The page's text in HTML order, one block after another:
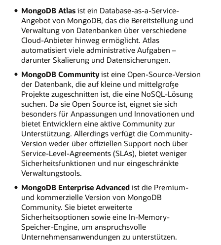
Datenbank?
Client-
Anwendungen
verschiedenen
Programmiersprachen
interagieren
mit
der
MongoDB-
Datenbank
über
sogenannte
Treiber.
Diese
sprachspezifischen
ermöglichen
Kommunikation
zwischen
der
Anwendung
MongoDB Atlasist ein Database-as-a-Service-
Angebot von MongoDB, das die Bereitstellung und
Verwaltung von Datenbanken über verschiedene
Cloud-Anbieter hinweg ermöglicht. Atlas
automatisiert viele administrative Aufgaben –
darunter Skalierung und Datensicherungen.
MongoDB Communityist eine Open-Source-Version
der Datenbank, die auf kleine und mittelgroße
Projekte zugeschnitten ist, die eine NoSQL-Lösung
suchen. Da sie Open Source ist, eignet sie sich
besonders für Anpassungen und Innovationen und
bietet Entwicklern eine aktive Community zur
Unterstützung. Allerdings verfügt die Community-
Version weder über offiziellen Support noch über
Service-Level-Agreements (SLAs), bietet weniger
Sicherheitsfunktionen und nur eingeschränkte
Verwaltungstools.
MongoDB Enterprise Advancedist die Premium-
und kommerzielle Version von MongoDB
Community. Sie bietet erweiterte
Sicherheitsoptionen sowie eine In-Memory-
Speicher-Engine, um anspruchsvolle
Unternehmensanwendungen zu unterstützen.